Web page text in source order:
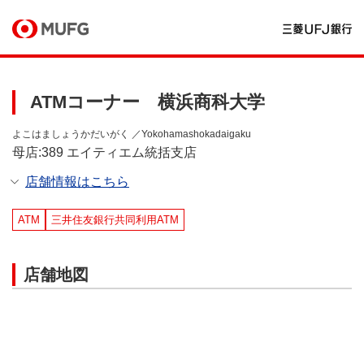
ATMコーナー 横浜商科大学
よこはましょうかだいがく ／Yokohamashokadaigaku
母店:389 エイティエム統括支店
店舗情報はこちら
ATM 三井住友銀行共同利用ATM
店舗地図